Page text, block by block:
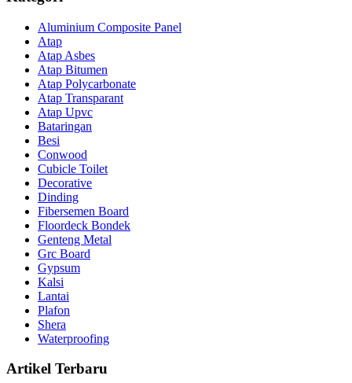
Aluminium Composite Panel
Atap
Atap Asbes
Atap Bitumen
Atap Polycarbonate
Atap Transparant
Atap Upvc
Bataringan
Besi
Conwood
Cubicle Toilet
Decorative
Dinding
Fibersemen Board
Floordeck Bondek
Genteng Metal
Grc Board
Gypsum
Kalsi
Lantai
Plafon
Shera
Waterproofing
Artikel Terbaru